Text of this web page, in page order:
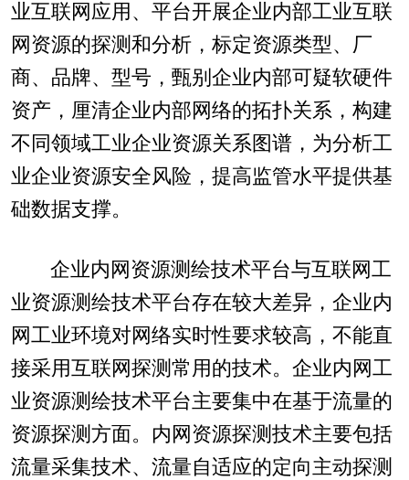
业互联网应用、平台开展企业内部工业互联
网资源的探测和分析，标定资源类型、厂
商、品牌、型号，甄别企业内部可疑软硬件
资产，厘清企业内部网络的拓扑关系，构建
不同领域工业企业资源关系图谱，为分析工
业企业资源安全风险，提高监管水平提供基
础数据支撑。
企业内网资源测绘技术平台与互联网工
业资源测绘技术平台存在较大差异，企业内
网工业环境对网络实时性要求较高，不能直
接采用互联网探测常用的技术。企业内网工
业资源测绘技术平台主要集中在基于流量的
资源探测方面。内网资源探测技术主要包括
流量采集技术、流量自适应的定向主动探测